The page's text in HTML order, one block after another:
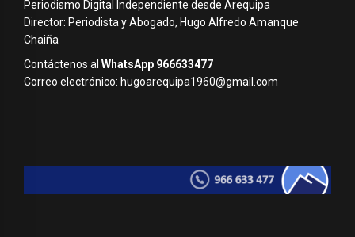
Periodismo Digital Independiente desde Arequipa
Director: Periodista y Abogado, Hugo Alfredo Amanque
Chaiña
Contáctenos al WhatsApp 966633477
Correo electrónico: hugoarequipa1960@gmail.com